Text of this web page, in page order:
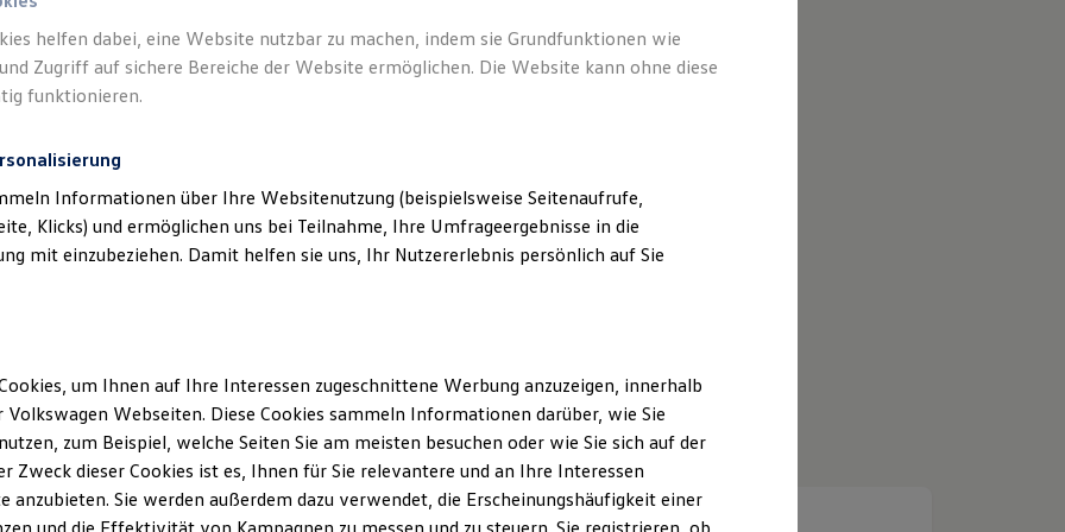
helfen dabei, eine Website nutzbar zu machen, indem sie Grundfunktionen wie
Zugriff auf sichere Bereiche der Website ermöglichen. Die Website kann ohne diese
funktionieren.
Informationen über Ihre Websitenutzung (beispielsweise Seitenaufrufe,
Klicks) und ermöglichen uns bei Teilnahme, Ihre Umfrageergebnisse in die
mit einzubeziehen. Damit helfen sie uns, Ihr Nutzererlebnis persönlich auf Sie
um Ihnen auf Ihre Interessen zugeschnittene Werbung anzuzeigen, innerhalb
Volkswagen Webseiten. Diese Cookies sammeln Informationen darüber, wie Sie
zum Beispiel, welche Seiten Sie am meisten besuchen oder wie Sie sich auf der
Zweck dieser Cookies ist es, Ihnen für Sie relevantere und an Ihre Interessen
anzubieten. Sie werden außerdem dazu verwendet, die Erscheinungshäufigkeit einer
und die Effektivität von Kampagnen zu messen und zu steuern. Sie registrieren, ob